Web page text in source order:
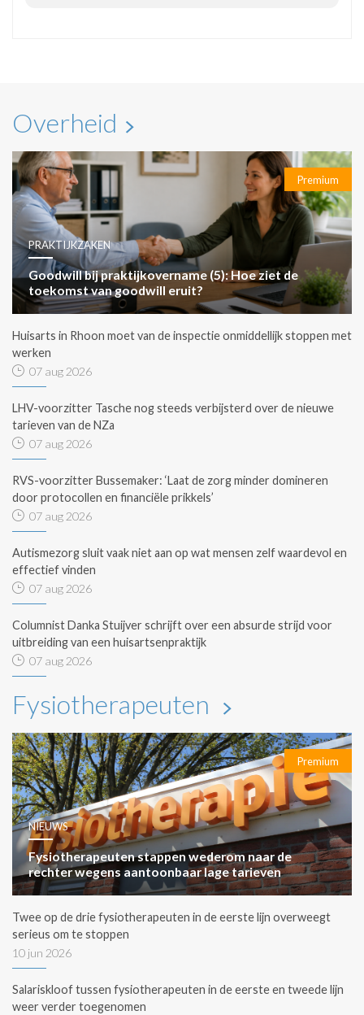
Overheid
Premium
PRAKTIJKZAKEN
Goodwill bij praktijkovername (5): Hoe ziet de
toekomst van goodwill eruit?
Huisarts in Rhoon moet van de inspectie onmiddellijk stoppen met
werken
07 aug 2026
LHV-voorzitter Tasche nog steeds verbijsterd over de nieuwe
tarieven van de NZa
07 aug 2026
RVS-voorzitter Bussemaker: ‘Laat de zorg minder domineren
door protocollen en financiële prikkels’
07 aug 2026
Autismezorg sluit vaak niet aan op wat mensen zelf waardevol en
effectief vinden
07 aug 2026
Columnist Danka Stuijver schrijft over een absurde strijd voor
uitbreiding van een huisartsenpraktijk
07 aug 2026
Fysiotherapeuten
Premium
NIEUWS
Fysiotherapeuten stappen wederom naar de
rechter wegens aantoonbaar lage tarieven
Twee op de drie fysiotherapeuten in de eerste lijn overweegt
serieus om te stoppen
10 jun 2026
Salariskloof tussen fysiotherapeuten in de eerste en tweede lijn
weer verder toegenomen